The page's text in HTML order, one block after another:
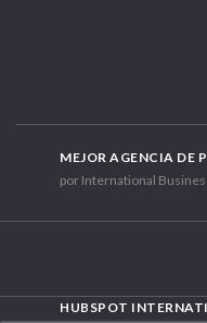
MEJOR AGENCIA DE
por International
HUBSPOT